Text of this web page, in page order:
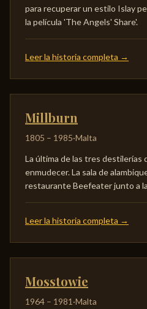
para recuperar un estilo Islay
la película 'The Angels' Share'.
Leer la historia completa →
Millburn
1805 – 1985·Malta
La última de las tres destilerías
enmudecer. La sala de
restaurante Beefeater junto a
Leer la historia completa →
Mosstowie
1964 – 1981 ·Malta